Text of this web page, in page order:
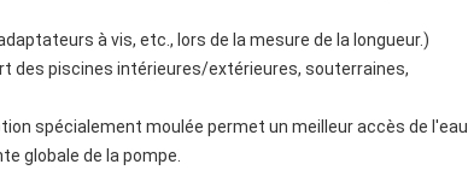
à vis, etc., lors de la mesure de la longueur.)
des piscines intérieures/extérieures, souterraines,
spécialement moulée permet un meilleur accès de l'eau
globale de la pompe.